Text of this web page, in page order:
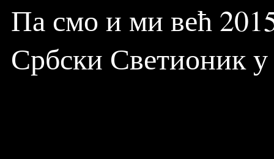
Па смо и ми већ
Србски Светионик у